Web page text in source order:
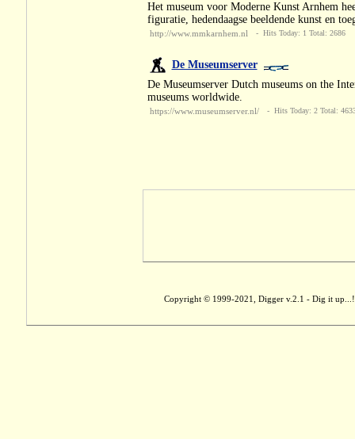
Het museum voor Moderne Kunst Arnhem
figuratie, hedendaagse beeldende kunst en
http://www.mmkarnhem.nl - Hits Today: 1 Total: 2686
De Museumserver
De Museumserver Dutch museums on the
museums worldwide.
https://www.museumserver.nl/ - Hits Today: 2 Total:
Copyright © 1999-2021, Digger v.2.1 - Dig it